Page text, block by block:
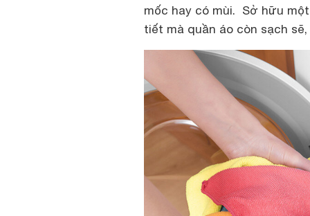
mốc hay có mùi. Sở hữu
tiết mà quần áo còn sạch